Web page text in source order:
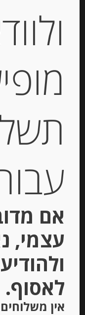
Stock
אם
עצמי,
לאסוף.
אין